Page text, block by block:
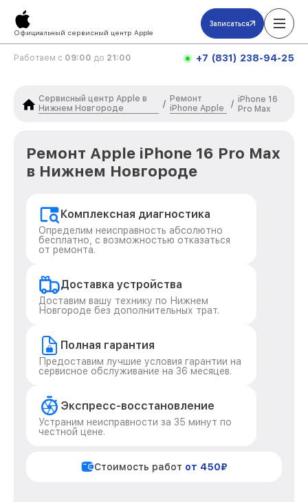
Официальный сервисный центр Apple
Записаться
Работаем с 09:00 до 21:00 +7 (831) 238-94-25
Сервисный центр Apple в
Нижнем Новгороде
/
Ремонт
iPhone Apple
/ iPhone 16
Pro Max
Ремонт Apple iPhone 16 Pro Max
в Нижнем Новгороде
Комплексная диагностика
Определим неисправность абсолютно
бесплатно, с возможностью отказаться
от ремонта.
Доставка устройства
Доставим вашу технику по Нижнем
Новгороде без дополнительных трат.
Полная гарантия
Предоставим лучшие условия гарантии на
сервисное обслуживание на 36 месяцев.
Экспресс-восстановление
Устраним неисправности за 35 минут по
честной цене.
Стоимость работ от 450₽